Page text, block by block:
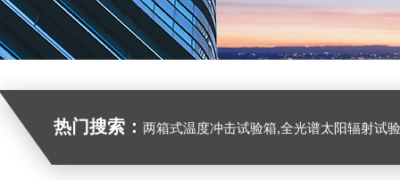
热门搜索： 两箱式温度冲击试验箱,全光谱太阳辐射试